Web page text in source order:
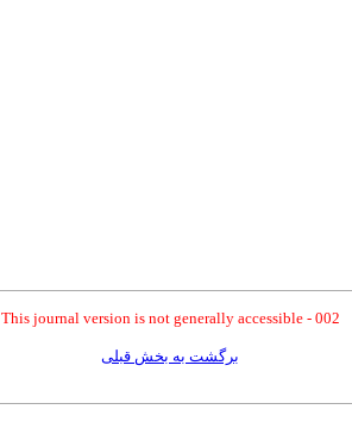
This journal version is not generally accessible - 002
برگشت به بخش قبلی